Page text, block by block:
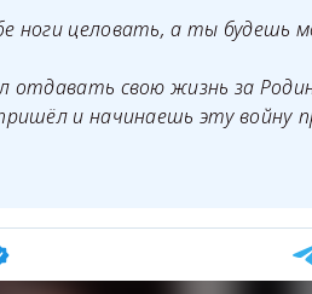
целовать, а ты будешь
свою жизнь за
и начинаешь эту войну